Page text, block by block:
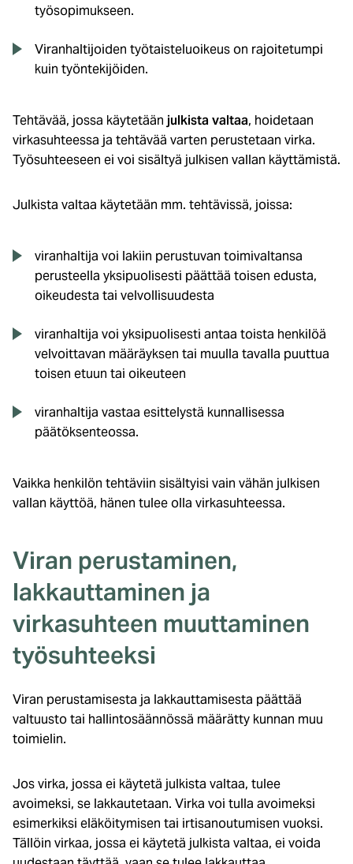
työsopimukseen.
Viranhaltijoiden työtaisteluoikeus on rajoitetumpi
kuin työntekijöiden.
Tehtävää, jossa käytetään julkista valtaa, hoidetaan
virkasuhteessa ja tehtävää varten perustetaan virka.
Työsuhteeseen ei voi sisältyä julkisen vallan käyttämistä.
Julkista valtaa käytetään mm. tehtävissä, joissa:
viranhaltija voi lakiin perustuvan toimivaltansa
perusteella yksipuolisesti päättää toisen edusta,
oikeudesta tai velvollisuudesta
viranhaltija voi yksipuolisesti antaa toista henkilöä
velvoittavan määräyksen tai muulla tavalla puuttua
toisen etuun tai oikeuteen
viranhaltija vastaa esittelystä kunnallisessa
päätöksenteossa.
Vaikka henkilön tehtäviin sisältyisi vain vähän julkisen
vallan käyttöä, hänen tulee olla virkasuhteessa.
Viran perustaminen,
lakkauttaminen ja
virkasuhteen muuttaminen
työsuhteeksi
Viran perustamisesta ja lakkauttamisesta päättää
valtuusto tai hallintosäännössä määrätty kunnan muu
toimielin.
Jos virka, jossa ei käytetä julkista valtaa, tulee
avoimeksi, se lakkautetaan. Virka voi tulla avoimeksi
esimerkiksi eläköitymisen tai irtisanoutumisen vuoksi.
Tällöin virkaa, jossa ei käytetä julkista valtaa, ei voida